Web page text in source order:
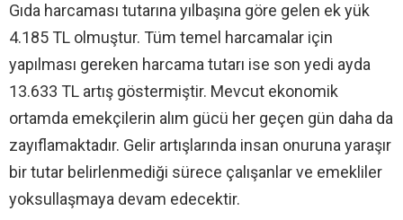
Gıda harcaması tutarına yılbaşına göre gelen ek yük
4.185 TL olmuştur. Tüm temel harcamalar için
yapılması gereken harcama tutarı ise son yedi ayda
13.633 TL artış göstermiştir. Mevcut ekonomik
ortamda emekçilerin alım gücü her geçen gün daha da
zayıflamaktadır. Gelir artışlarında insan onuruna yaraşır
bir tutar belirlenmediği sürece çalışanlar ve emekliler
yoksullaşmaya devam edecektir.